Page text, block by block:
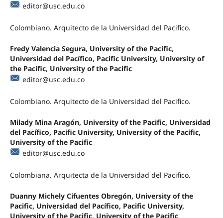
editor@usc.edu.co
Colombiano. Arquitecto de la Universidad del Pacifico.
Fredy Valencia Segura, University of the Pacific,
Universidad del Pacífico, Pacific University, University of
the Pacific, University of the Pacific
editor@usc.edu.co
Colombiano. Arquitecto de la Universidad del Pacifico.
Milady Mina Aragón, University of the Pacific, Universidad
del Pacífico, Pacific University, University of the Pacific,
University of the Pacific
editor@usc.edu.co
Colombiana. Arquitecta de la Universidad del Pacifico.
Duanny Michely Cifuentes Obregón, University of the
Pacific, Universidad del Pacífico, Pacific University,
University of the Pacific, University of the Pacific